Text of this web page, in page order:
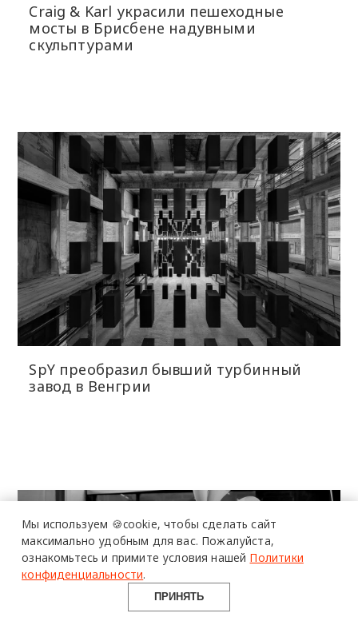
Craig & Karl украсили пешеходные
мосты в Брисбене надувными
скульптурами
SpY преобразил бывший турбинный
завод в Венгрии
про дизайн
и архитектуру
в Telegram канале
Design Mate
Мы используем 🍪cookie, чтобы сделать сайт
максимально удобным для вас. Пожалуйста,
ознакомьтесь и примите условия нашей Политики
конфиденциальности.
ПРИНЯТЬ